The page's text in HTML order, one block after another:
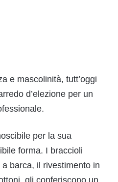
e mascolinità, tutt’oggi
d’elezione per un
per la sua
forma. I braccioli
a barca, il rivestimento in
gli conferiscono un